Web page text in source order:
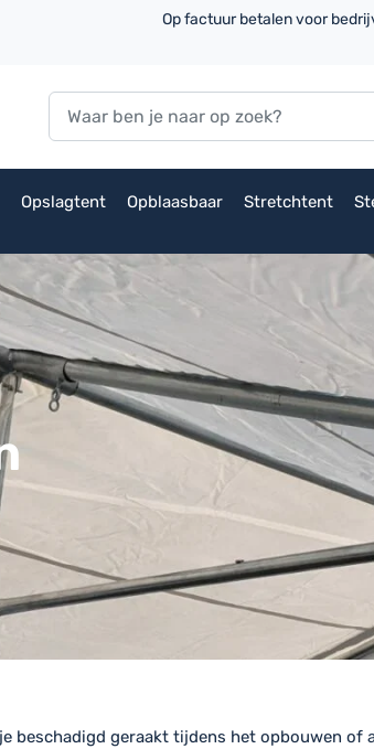
Op factuur betalen voor
Opslagtent Opblaasbaar Stretchtent
geraakt tijdens het opbouwen of